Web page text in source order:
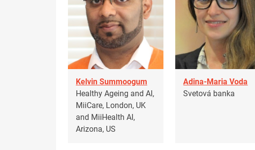
Kelvin Summoogum
Healthy Ageing and AI,
MiiCare, London, UK
and MiiHealth AI,
Arizona, US
Adina-Maria Voda
Svetová banka